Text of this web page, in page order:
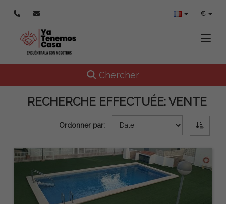
€
Toggle navigation
Chercher
RECHERCHE EFFECTUÉE:VENTE
Ordonner par: